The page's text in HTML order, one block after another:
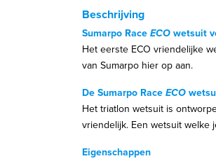
Beschrijving
Sumarpo RaceECOwetsuit
Het eerste ECO vriendelijke
van Sumarpo hier op aan.
De Sumarpo RaceECO
Het triatlon wetsuit is
vriendelijk. Een wetsuit
Eigenschappen